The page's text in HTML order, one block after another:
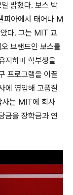
밝혔다. 보스 박
피아에서 태어나 M
았다. 그는 MIT 교
브랜드인 보스를
지하며 학부생을
프로그램을 이끌
에 영입해 고품질
사는 MIT에 회사
금을 장학금과 연